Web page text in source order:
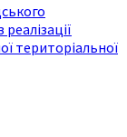
територіальної